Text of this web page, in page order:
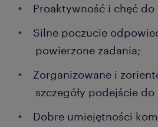
Proaktywność i chęć do
Silne poczucie
powierzone zadania;
Zorganizowane i
szczegóły podejście do
Dobre umiejętności